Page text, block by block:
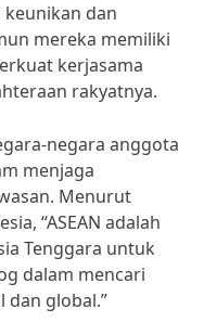
dan
mereka memiliki
kerjasama
rakyatnya.
negara anggota
menjaga
Menurut
“ASEAN adalah
Tenggara untuk
dalam mencari
dan global.”